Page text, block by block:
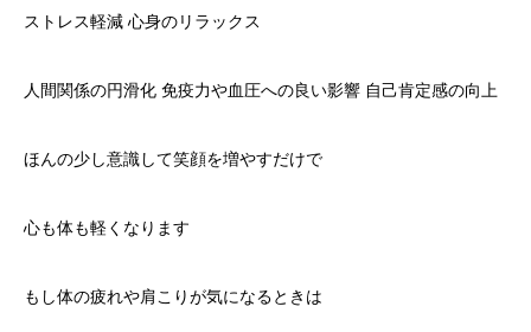
ストレス軽減 心身のリラックス
人間関係の円滑化 免疫力や血圧への良い影響 自己肯定感の向上
ほんの少し意識して笑顔を増やすだけで
心も体も軽くなります
もし体の疲れや肩こりが気になるときは